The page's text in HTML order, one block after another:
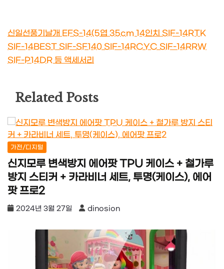
신일선풍기날개 EFS-14(5엽 35cm 14인치 SIF-14RTK
SIF-14BEST SIF-SF140 SIF-14RCYC SIF-14RRW
SIF-P14DR 등 액세서리
Related Posts
가전/디지털
신지모루 변색방지 에어팟 TPU 케이스 + 철가루
방지 스티커 + 카라비너 세트, 투명(케이스), 에어
팟 프로2
2024년 3월 27일 dinosion